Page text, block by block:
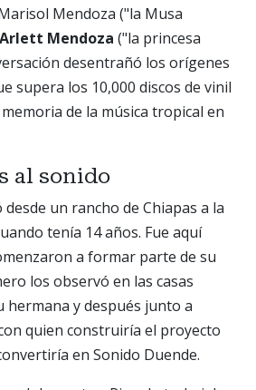
Mendoza ("la Musa
Arlett Mendoza ("la princesa
desentrañó los orígenes
supera los 10,000 discos de vinil
de la música tropical en
al sonido
desde un rancho de Chiapas a la
tenía 14 años. Fue aquí
a formar parte de su
los observó en las casas
hermana y después junto a
quien construiría el proyecto
en Sonido Duende.